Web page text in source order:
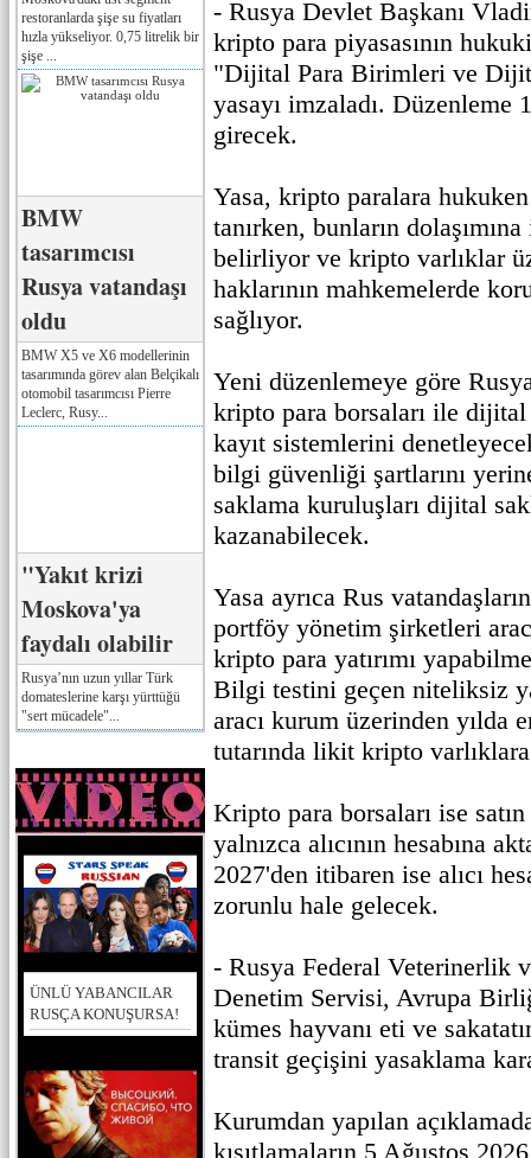
restoranlarda şişe su fiyatları
hızla yükseliyor. 0,75 litrelik bir
şişe ...
BMW
tasarımcısı
Rusya vatandaşı
oldu
BMW X5 ve X6 modellerinin
tasarımında görev alan Belçikalı
otomobil tasarımcısı Pierre
Leclerc, Rusy...
"Yakıt krizi
Moskova'ya
faydalı olabilir
Rusya’nın uzun yıllar Türk
domateslerine karşı yürttüğü
"sert mücadele"...
ÜNLÜ YABANCILAR
RUSÇA KONUŞURSA!
- Rusya Devlet Başkanı
kripto para piyasasının
"Dijital Para Birimleri ve
yasayı imzaladı. Düzenleme
girecek.
Yasa, kripto paralara
tanırken, bunların
belirliyor ve kripto varlıklar
haklarının mahkemelerde
sağlıyor.
Yeni düzenlemeye göre
kripto para borsaları ile dijital
kayıt sistemlerini
bilgi güvenliği şartlarını
saklama kuruluşları dijital
kazanabilecek.
Yasa ayrıca Rus
portföy yönetim şirketleri
kripto para yatırımı
Bilgi testini geçen niteliksiz
aracı kurum üzerinden yılda
tutarında likit kripto
Kripto para borsaları ise
yalnızca alıcının hesabına
2027'den itibaren ise alıcı
zorunlu hale gelecek.
- Rusya Federal Veterinerlik
Denetim Servisi, Avrupa
kümes hayvanı eti ve
transit geçişini yasaklama
Kurumdan yapılan
kısıtlamaların 5 Ağustos